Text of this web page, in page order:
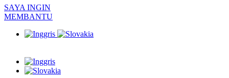
SAYA INGIN
MEMBANTU